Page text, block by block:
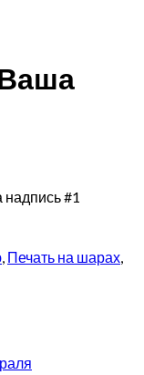
#1
, Печать на шарах,